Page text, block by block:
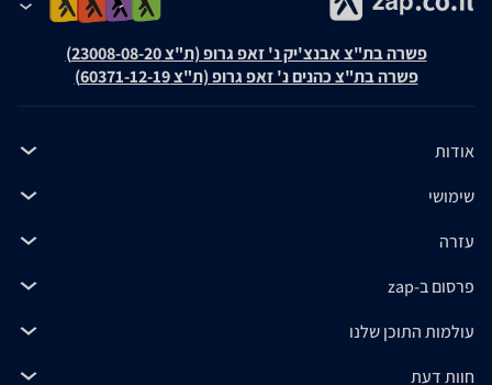
פשרה בת"צ אבנצ'יק נ' זאפ גרופ (ת"צ 23008-08-20)
פשרה בת"צ כהנים נ' זאפ גרופ (ת"צ 60371-12-19)
אודות
שימושי
עזרה
פרסום ב-zap
עולמות התוכן שלנו
חוות דעת